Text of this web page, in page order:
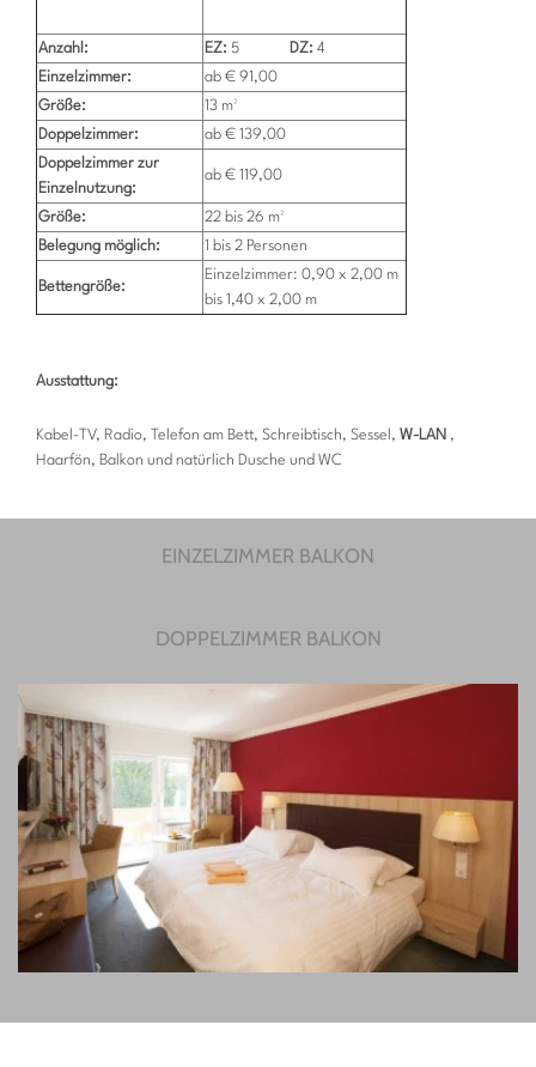
Anzahl: EZ: 5 DZ: 4
Einzelzimmer:
ab € 91,00
Größe:
13 m²
Doppelzimmer:
ab € 139,00
Doppelzimmer zur
Einzelnutzung:
ab € 119,00
Größe:
22 bis 26 m²
Belegung möglich:
1 bis 2 Personen
Bettengröße:
Einzelzimmer: 0,90 x 2,00 m
bis 1,40 x 2,00 m
Ausstattung:
Kabel-TV, Radio, Telefon am Bett, Schreibtisch, Sessel, W-LAN ,
Haarfön, Balkon und natürlich Dusche und WC
EINZELZIMMER BALKON
DOPPELZIMMER BALKON